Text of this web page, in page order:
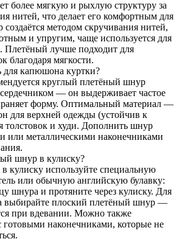
более мягкую и рыхлую структуру за
нитей, что делает его комфортным для
методом скручивания нитей,
и упругим, чаще используется для
Плетёный лучше подходит для
благодаря мягкости.
капюшона куртки?
круглый плетёный шнур
— он выдерживает частое
форму. Оптимальный материал —
для верхней одежды (устойчив к
толстовок и худи. Дополнить шнур
или металлическими наконечниками
шнур в кулиску?
кулиску используйте специальную
или обычную английскую булавку:
шнура и протяните через кулиску. Для
выбирайте плоский плетёный шнур —
при вдевании. Можно также
готовыми наконечниками, которые не